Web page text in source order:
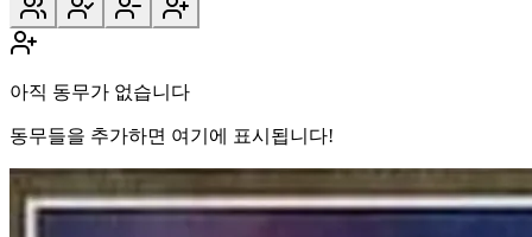
아직 동무가 없습니다
동무들을 추가하면 여기에 표시됩니다!